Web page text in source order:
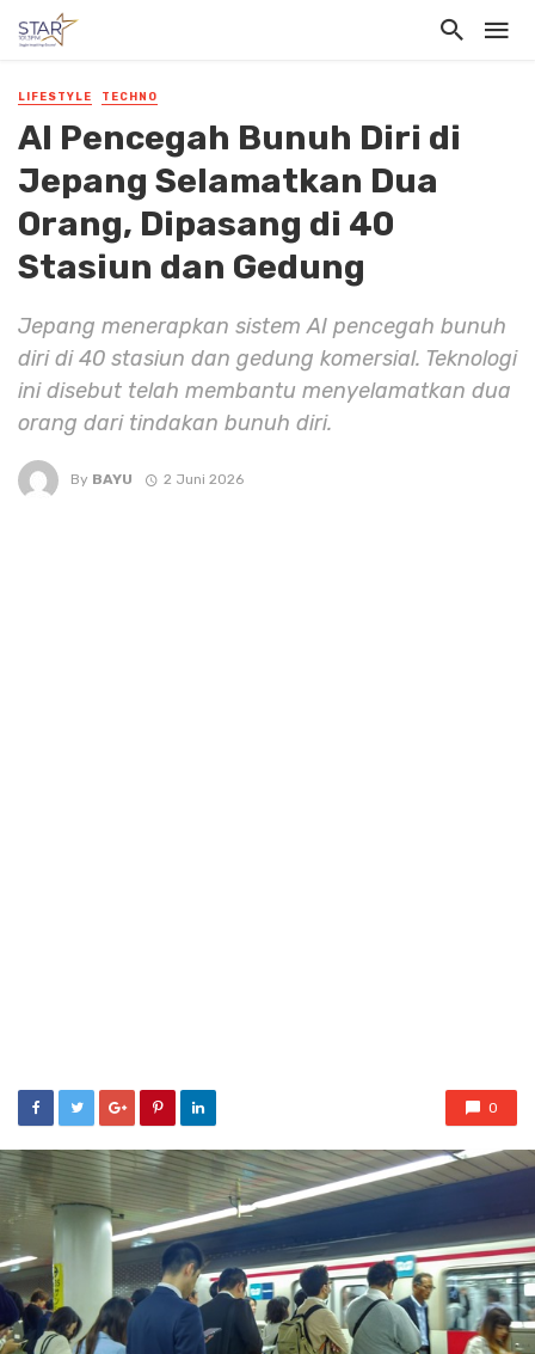
LIFESTYLE TECHNO
AI Pencegah Bunuh Diri di
Jepang Selamatkan Dua
Orang, Dipasang di 40
Stasiun dan Gedung
Jepang menerapkan sistem AI pencegah bunuh
diri di 40 stasiun dan gedung komersial. Teknologi
ini disebut telah membantu menyelamatkan dua
orang dari tindakan bunuh diri.
By BAYU 2 Juni 2026
0